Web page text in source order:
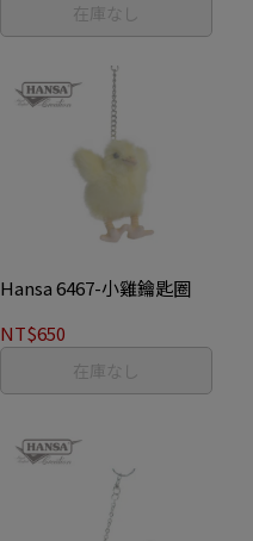
在庫なし
Hansa 6467-小雞鑰匙圈
NT$650
在庫なし